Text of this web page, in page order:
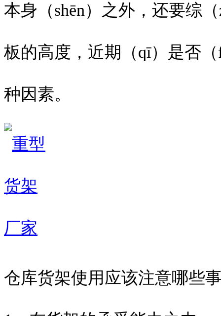
本身（shēn）之外，还要综
板的高度，近期（qī）是否
种因素。
仓库货架使用应该注意哪些